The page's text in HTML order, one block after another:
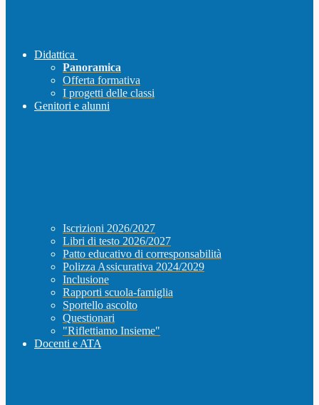
Didattica
Panoramica
Offerta formativa
I progetti delle classi
Genitori e alunni
Iscrizioni 2026/2027
Libri di testo 2026/2027
Patto educativo di corresponsabilità
Polizza Assicurativa 2024/2029
Inclusione
Rapporti scuola-famiglia
Sportello ascolto
Questionari
"Riflettiamo Insieme"
Docenti e ATA